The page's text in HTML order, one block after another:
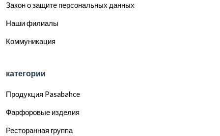
Закон о защите персональных данных
Наши филиалы
Коммуникация
категории
Продукция Pasabahce
Фарфоровые изделия
Ресторанная группа